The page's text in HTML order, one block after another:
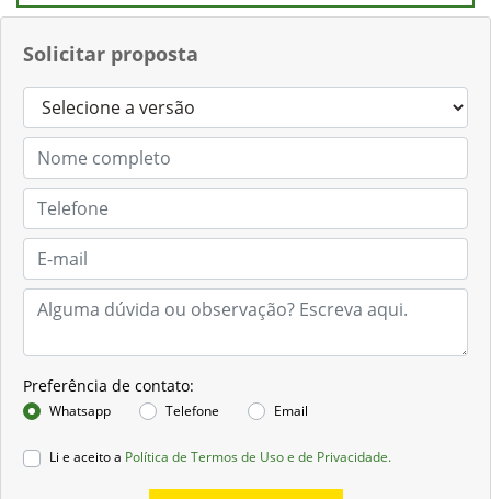
Solicitar proposta
Preferência de contato:
Whatsapp Telefone Email
Li e aceito a Política de Termos de Uso e de Privacidade.